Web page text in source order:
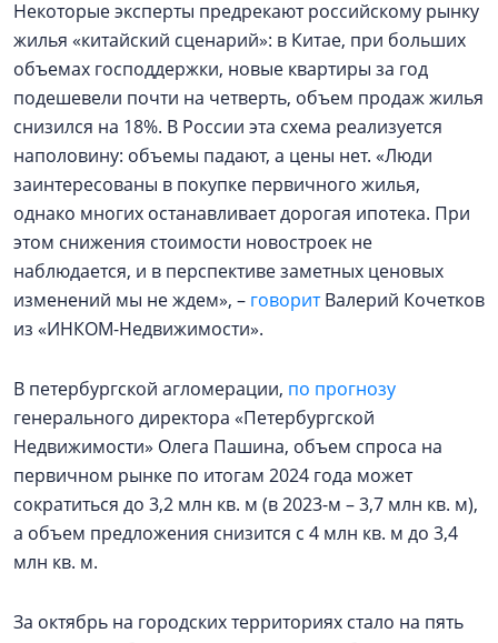
Некоторые эксперты предрекают российскому рынку
жилья «китайский сценарий»: в Китае, при больших
объемах господдержки, новые квартиры за год
подешевели почти на четверть, объем продаж жилья
снизился на 18%. В России эта схема реализуется
наполовину: объемы падают, а цены нет. «Люди
заинтересованы в покупке первичного жилья,
однако многих останавливает дорогая ипотека. При
этом снижения стоимости новостроек не
наблюдается, и в перспективе заметных ценовых
изменений мы не ждем», – говоритВалерий Кочетков
из «ИНКОМ-Недвижимости».
В петербургской агломерации, по прогнозу
генерального директора «Петербургской
Недвижимости» Олега Пашина, объем спроса на
первичном рынке по итогам 2024 года может
сократиться до 3,2 млн кв. м (в 2023-м – 3,7 млн кв. м),
а объем предложения снизится с 4 млн кв. м до 3,4
млн кв. м.
За октябрь на городских территориях стало на пять